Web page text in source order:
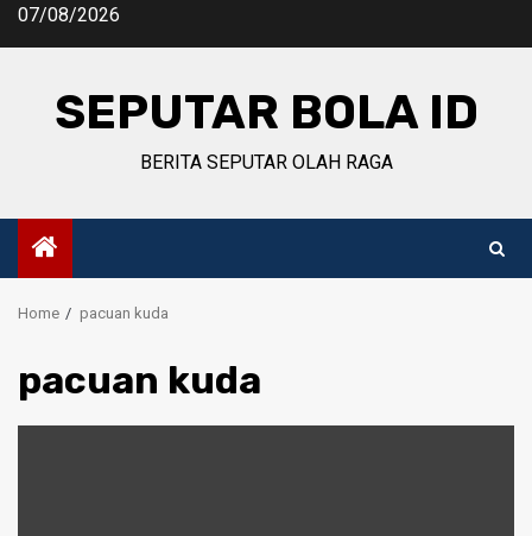
Skip07/08/2026
SEPUTAR BOLA ID
BERITA SEPUTAR OLAH RAGA
Home pacuan kuda
pacuan kuda